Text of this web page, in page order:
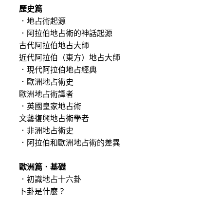
歷史篇
．地占術起源
．阿拉伯地占術的神話起源
古代阿拉伯地占大師
近代阿拉伯（東方）地占大師
．現代阿拉伯地占經典
．歐洲地占術史
歐洲地占術譯者
．英國皇家地占術
文藝復興地占術學者
．非洲地占術史
．阿拉伯和歐洲地占術的差異
歐洲篇．基礎
．初識地占十六卦
卜卦是什麼？